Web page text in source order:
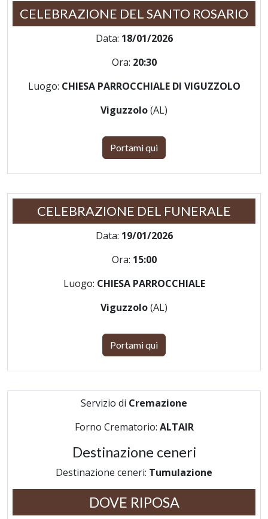
CELEBRAZIONE DEL SANTO ROSARIO
Data: 18/01/2026
Ora: 20:30
Luogo: CHIESA PARROCCHIALE DI VIGUZZOLO
Viguzzolo(AL)
Portami qui
CELEBRAZIONE DEL FUNERALE
Data: 19/01/2026
Ora: 15:00
Luogo: CHIESA PARROCCHIALE
Viguzzolo(AL)
Portami qui
Servizio di Cremazione
Forno Crematorio: ALTAIR
Destinazione ceneri
Destinazione ceneri: Tumulazione
DOVE RIPOSA